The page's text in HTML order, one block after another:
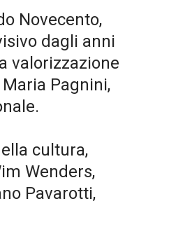
Novecento,
dagli anni
valorizzazione
Pagnini,
cultura,
Wenders,
Pavarotti,